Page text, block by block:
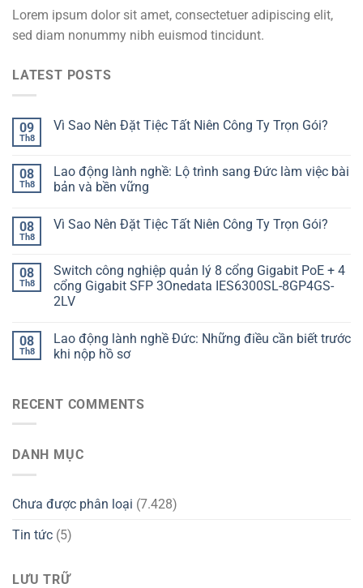
Lorem ipsum dolor sit amet, consectetuer adipiscing elit,
sed diam nonummy nibh euismod tincidunt.
LATEST POSTS
09
Th8
Vì Sao Nên Đặt Tiệc Tất Niên Công Ty Trọn Gói?
08
Th8
Lao động lành nghề: Lộ trình sang Đức làm việc bài
bản và bền vững
08
Th8
Vì Sao Nên Đặt Tiệc Tất Niên Công Ty Trọn Gói?
08
Th8
Switch công nghiệp quản lý 8 cổng Gigabit PoE + 4
cổng Gigabit SFP 3Onedata IES6300SL-8GP4GS-
2LV
08
Th8
Lao động lành nghề Đức: Những điều cần biết trước
khi nộp hồ sơ
RECENT COMMENTS
DANH MỤC
Chưa được phân loại (7.428)
Tin tức (5)
LƯU TRỮ